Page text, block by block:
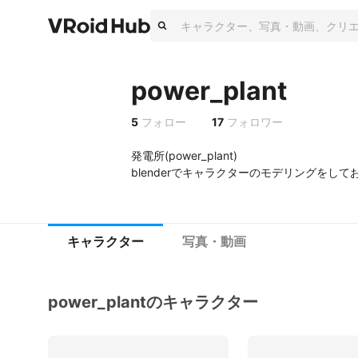
power_plant
5 フォロー 17 フォロワー
発電所(power_plant)
blenderでキャラクターのモデリングをして
キャラクター 写真・動画
power_plantのキャラクター